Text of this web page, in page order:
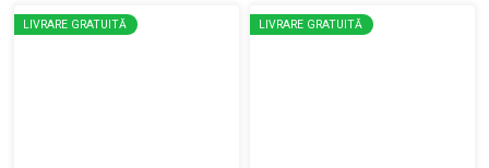
LIVRARE GRATUITĂ LIVRARE GRATUITĂ